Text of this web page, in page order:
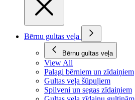
Bērnu gultas veļa
Bērnu gultas veļa
View All
Palagi bērniem un zīdaiņiem
Gultas veļa šūpuļiem
Spilveni un segas zīdaiņiem